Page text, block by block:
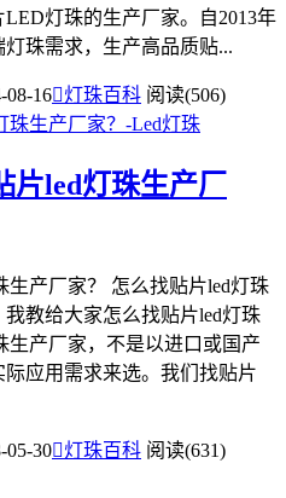
灯珠的生产厂家。自2013年
珠需求，生产高品质贴...
08-16灯珠百科 阅读(506)
片led灯珠生产厂
生产厂家？ 怎么找贴片led灯珠
教给大家怎么找贴片led灯珠
生产厂家，不是以进口或国产
应用需求来选。我们找贴片
05-30灯珠百科 阅读(631)